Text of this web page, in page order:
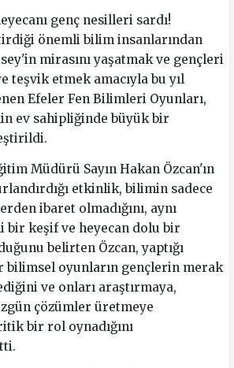
genç nesilleri sardı!
önemli bilim insanlarından
mirasını yaşatmak ve gençleri
teşvik etmek amacıyla bu yıl
Efeler Fen Bilimleri Oyunları,
ev sahipliğinde büyük bir
Müdürü Sayın Hakan Özcan'ın
etkinlik, bilimin sadece
ibaret olmadığını, aynı
bir keşif ve heyecan dolu bir
belirten Özcan, yaptığı
bilimsel oyunların gençlerin merak
ve onları araştırmaya,
çözümler üretmeye
bir rol oynadığını